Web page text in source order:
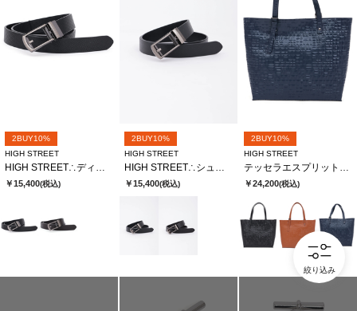
2BUY10%
HIGH STREET
HIGH STREET∴ディアマンテ型押しコンフォートベルト
￥15,400(税込)
2BUY10%
HIGH STREET
HIGH STREET∴シュリンクレザーコンフォートベルト
￥15,400(税込)
2BUY10%
HIGH STREET
テッセラエスプリットレザートートバック
￥24,200(税込)
絞り込み